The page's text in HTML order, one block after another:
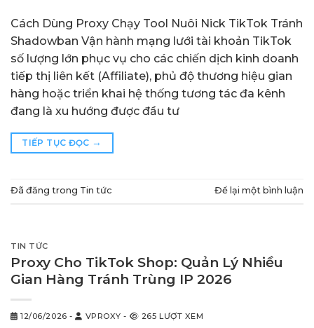
Cách Dùng Proxy Chạy Tool Nuôi Nick TikTok Tránh
Shadowban Vận hành mạng lưới tài khoản TikTok
số lượng lớn phục vụ cho các chiến dịch kinh doanh
tiếp thị liên kết (Affiliate), phủ độ thương hiệu gian
hàng hoặc triển khai hệ thống tương tác đa kênh
đang là xu hướng được đầu tư
TIẾP TỤC ĐỌC →
Đã đăng trong Tin tức Để lại một bình luận
TIN TỨC
Proxy Cho TikTok Shop: Quản Lý Nhiều
Gian Hàng Tránh Trùng IP 2026
12/06/2026 - VPROXY - 265 LƯỢT XEM